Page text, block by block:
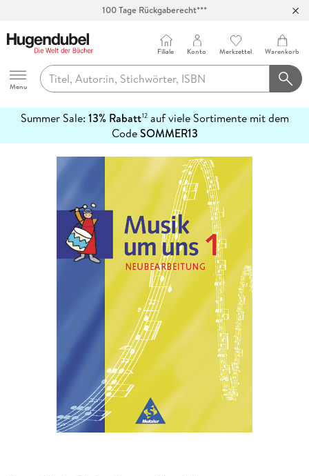
100 Tage Rückgaberecht***
Hugendubel
Menu
Filiale Konto Merkzettel Warenkorb
Summer Sale: 13% Rabatt12auf viele Sortimente mit dem
CodeSOMMER13
erfahren